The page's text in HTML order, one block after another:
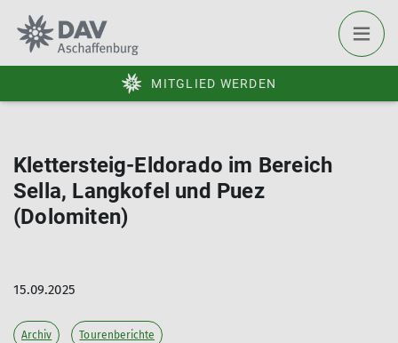
MITGLIED WERDEN
Klettersteig-Eldorado im Bereich
Sella, Langkofel und Puez
(Dolomiten)
15.09.2025
Archiv Tourenberichte